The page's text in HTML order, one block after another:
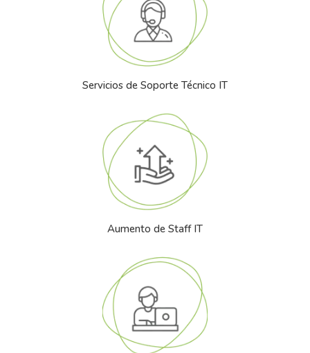
Servicios de Soporte Técnico IT
Aumento de Staff IT